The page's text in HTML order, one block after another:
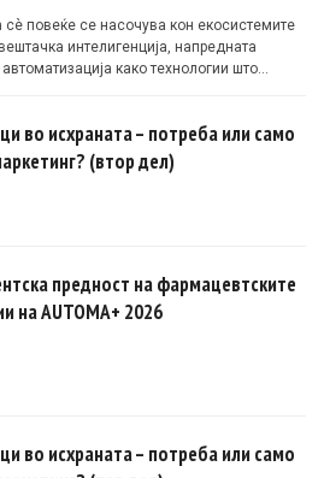
сè повеќе се насочува кон екосистемите
интелигенција, напредната
како технологии што
во исхраната – потреба или само
(втор дел)
предност на фармацевтските
на AUTOMA+ 2026
во исхраната – потреба или само